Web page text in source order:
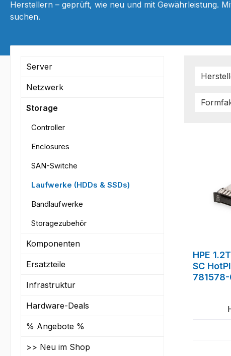
Herstellern – geprüft, wie neu und mit Gewährleistung.
suchen.
Server
Netzwerk
Storage
Controller
Enclosures
SAN-Switche
Laufwerke (HDDs & SSDs)
Bandlaufwerke
Storagezubehör
Komponenten
Ersatzteile
Infrastruktur
Hardware-Deals
% Angebote %
>> Neu im Shop
HPE
SC
781578-